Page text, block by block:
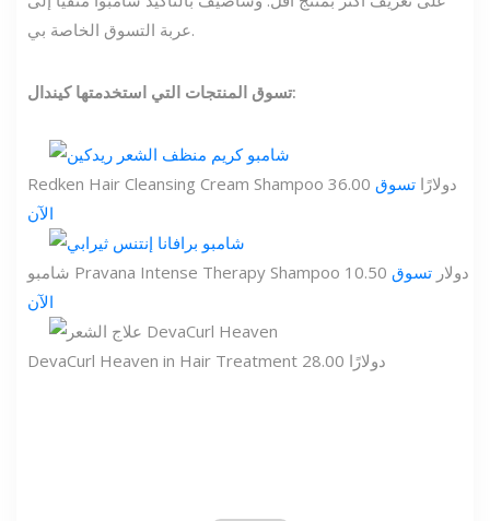
عربة التسوق الخاصة بي.
تسوق المنتجات التي استخدمتها كيندال:
Redken Hair Cleansing Cream Shampoo 36.00 دولارًا تسوق
الآن
شامبو Pravana Intense Therapy Shampoo 10.50 دولار تسوق
الآن
DevaCurl Heaven in Hair Treatment 28.00 دولارًا